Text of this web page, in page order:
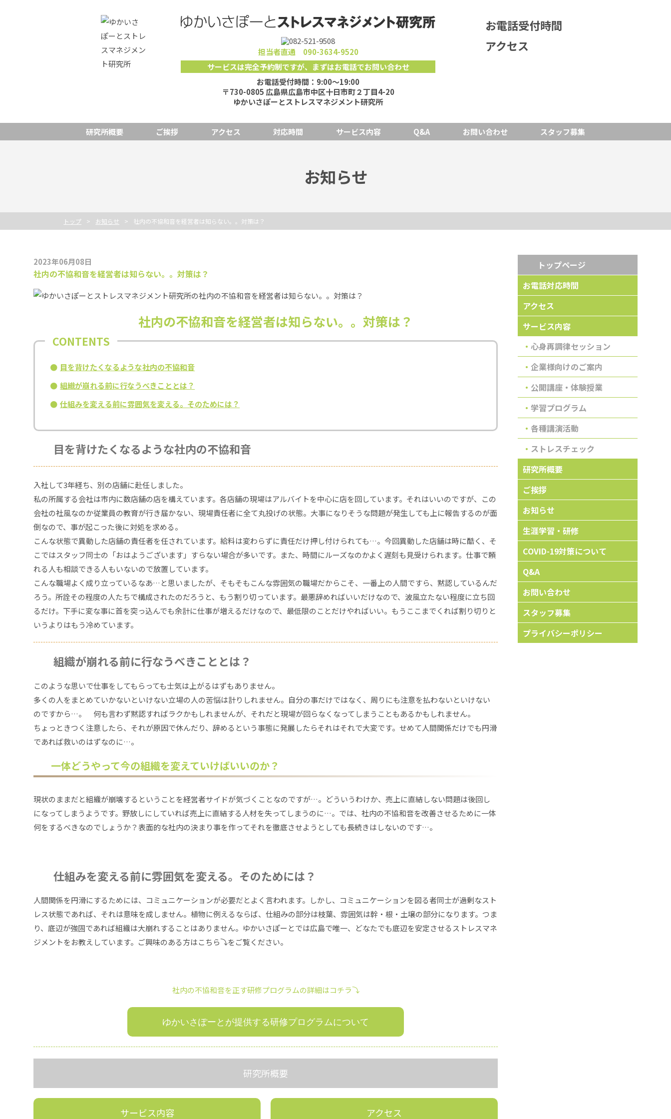
担当者直通 090-3634-9520
サービスは完全予約制ですが、 まずはお電話でお問い合わせ
お電話受付時間：9:00～19:00
〒730-0805 広島県広島市中区十日市町２丁目4-20
ゆかいさぽーとストレスマネジメント研究所
お電話受付時間
アクセス
研究所概要 ご挨拶 アクセス 対応時間 サービス内容 Q&A お問い合わせ スタッフ募集
お知らせ
トップ お知らせ 社内の不協和音を経営者は知らない。。対策は？
2023年06月08日
社内の不協和音を経営者は知らない。。対策は？
社内の不協和音を経営者は知らない。。対策は？
目を背けたくなるような社内の不協和音
組織が崩れる前に行なうべきこととは？
仕組みを変える前に雰囲気を変える。そのためには？
目を背けたくなるような社内の不協和音
入社して3年経ち、別の店舗に赴任しました。
私の所属する会社は市内に数店舗の店を構えています。各店舗の現場はアルバイトを中心に店を回しています。それはいいのですが、この
会社の社風なのか従業員の教育が行き届かない、現場責任者に全て丸投げの状態。大事になりそうな問題が発生しても上に報告するのが面
倒なので、事が起こった後に対処を求める。
こんな状態で異動した店舗の責任者を任されています。給料は変わらずに責任だけ押し付けられても…。今回異動した店舗は時に酷く、そ
こではスタッフ同士の「おはようございます」すらない場合が多いです。また、時間にルーズなのかよく遅刻も見受けられます。仕事で頼
れる人も相談できる人もいないので放置しています。
こんな職場よく成り立っているなあ…と思いましたが、そもそもこんな雰囲気の職場だからこそ、一番上の人間ですら、黙認しているんだ
ろう。所詮その程度の人たちで構成されたのだろうと、もう割り切っています。最悪辞めればいいだけなので、波風立たない程度に立ち回
るだけ。下手に変な事に首を突っ込んでも余計に仕事が増えるだけなので、最低限のことだけやればいい。もうここまでくれば割り切りと
いうよりはもう冷めています。
組織が崩れる前に行なうべきこととは？
このような思いで仕事をしてもらっても士気は上がるはずもありません。
多くの人をまとめていかないといけない立場の人の苦悩は計りしれません。自分の事だけではなく、周りにも注意を払わないといけない
のですから…。 何も言わず黙認すればラクかもしれませんが、それだと現場が回らなくなってしまうこともあるかもしれません。
ちょっときつく注意したら、それが原因で休んだり、辞めるという事態に発展したらそれはそれで大変です。せめて人間関係だけでも円滑
であれば救いのはずなのに…。
一体どうやって今の組織を変えていけばいいのか？
現状のままだと組織が崩壊するということを経営者サイドが気づくことなのですが…。どういうわけか、売上に直結しない問題は後回し
になってしまうようです。野放しにしていれば売上に直結する人材を失ってしまうのに…。では、社内の不協和音を改善させるために一体
何をするべきなのでしょうか？表面的な社内の決まり事を作ってそれを徹底させようとしても長続きはしないのです…。
仕組みを変える前に雰囲気を変える。そのためには？
人間関係を円滑にするためには、コミュニケーションが必要だとよく言われます。しかし、コミュニケーションを図る者同士が過剰なスト
レス状態であれば、それは意味を成しません。植物に例えるならば、仕組みの部分は枝葉、雰囲気は幹・根・土壌の部分になります。つま
り、底辺が強固であれば組織は大崩れすることはありません。ゆかいさぽーとでは広島で唯一、どなたでも底辺を安定させるストレスマネ
ジメントをお教えしています。ご興味のある方はこちら⤵をご覧ください。
社内の不協和音を正す研修プログラムの詳細はコチラ⤵
ゆかいさぽーとが提供する研修プログラムについて
研究所概要
サービス内容 アクセス
トップページ
お電話対応時間
アクセス
サービス内容
心身再調律セッション
企業様向けのご案内
公開講座・体験授業
学習プログラム
各種講演活動
ストレスチェック
研究所概要
ご挨拶
お知らせ
生涯学習・研修
COVID-19対策について
Q&A
お問い合わせ
スタッフ募集
プライバシーポリシー